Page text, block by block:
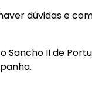
dúvidas e
Sancho II de